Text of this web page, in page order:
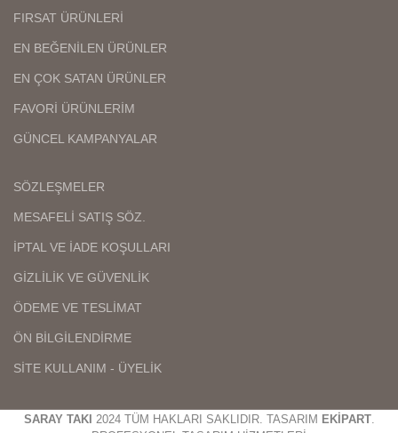
FIRSAT ÜRÜNLERİ
EN BEĞENİLEN ÜRÜNLER
EN ÇOK SATAN ÜRÜNLER
FAVORİ ÜRÜNLERİM
GÜNCEL KAMPANYALAR
SÖZLEŞMELER
MESAFELİ SATIŞ SÖZ.
İPTAL VE İADE KOŞULLARI
GİZLİLİK VE GÜVENLİK
ÖDEME VE TESLİMAT
ÖN BİLGİLENDİRME
SİTE KULLANIM - ÜYELİK
SARAY TAKI 2024 TÜM HAKLARI SAKLIDIR. TASARIM EKİPART.